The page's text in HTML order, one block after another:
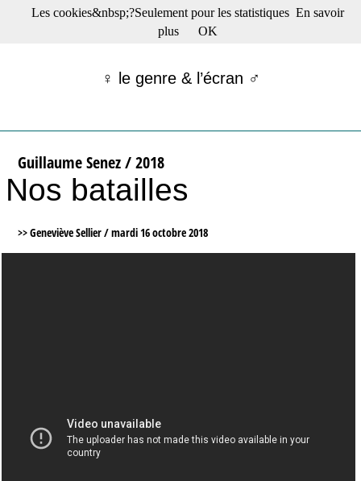
☰ Menu
Films récents
Tribunes
Bloc-notes
Archives
S’abonner à la Lettre !
♀ le genre & l’écran ♂
Guillaume Senez / 2018
Nos batailles
>> Geneviève Sellier /mardi 16 octobre 2018
Les cookies&nbsp;?Seulement pour les statistiques En savoir
plus
OK